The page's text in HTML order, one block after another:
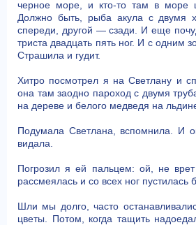
черное море, и кто-то там в море
Должно быть, рыба акула с двумя
спереди, другой — сзади. И еще
триста двадцать пять ног. И с одним
Страшила и гудит.
Хитро посмотрел я на Светлану и
она там заодно пароход с двумя
на дереве и белого медведя на
Подумала Светлана, вспомнила. И
видала.
Погрозил я ей пальцем: ой, не
рассмеялась и со всех ног пустилась
Шли мы долго, часто
цветы. Потом, когда тащить